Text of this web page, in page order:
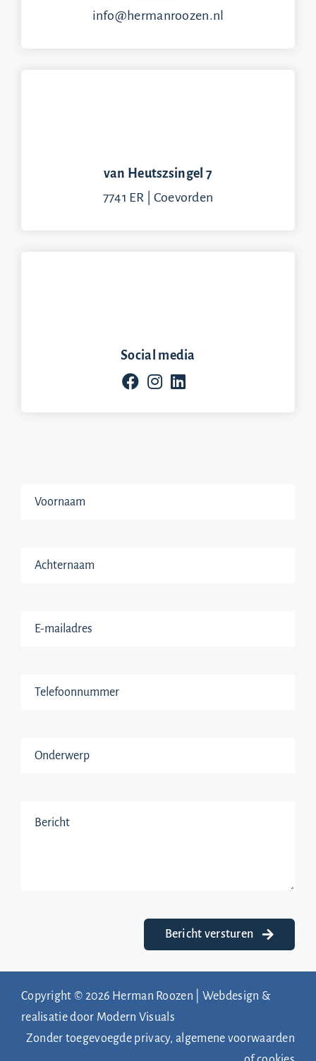
info@hermanroozen.nl
van Heutszsingel 7
7741 ER | Coevorden
Social media
Bericht versturen
Copyright © 2026 Herman Roozen | Webdesign &
realisatie door Modern Visuals
Zonder toegevoegde privacy, algemene voorwaarden